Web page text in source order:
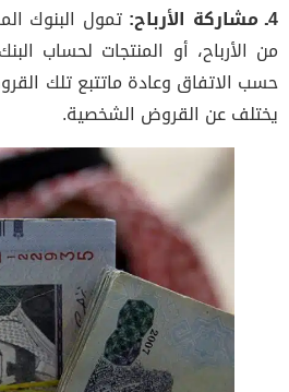
تمول البنوك
أو المنتجات لحساب
الاتفاق وعادة ماتتبع تلك القروض
عن القروض الشخصية.